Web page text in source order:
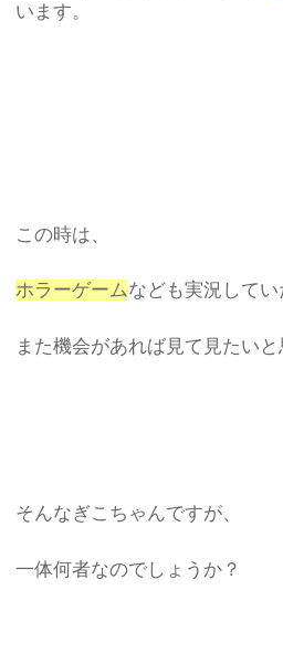
います。
この時は、
ホラーゲームなども実況して
また機会があれば見て見たいと
そんなぎこちゃんですが、
一体何者なのでしょうか？